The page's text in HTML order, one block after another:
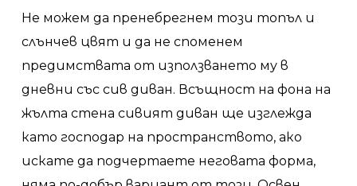
Не можем да пренебрегнем този топъл и
слънчев цвят и да не споменем
предимствата от използването му в
дневни със сив диван. Всъщност на фона на
жълта стена сивият диван ще изглежда
като господар на пространството, ако
искате да подчертаете неговата форма,